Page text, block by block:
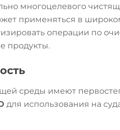
многоцелевого
применяться в
операции по
продукты.
среды имеют
для использования на